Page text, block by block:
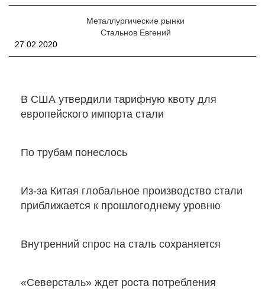
Металлургические рынки
Стальнов Евгений
27.02.2020
В США утвердили тарифную квоту для
европейского импорта стали
По трубам понеслось
Из-за Китая глобальное производство стали
приближается к прошлогоднему уровню
Внутренний спрос на сталь сохраняется
«Северсталь» ждет роста потребления